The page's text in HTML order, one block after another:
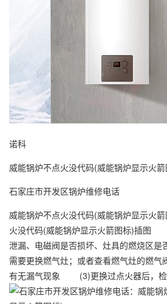
诺科
威能锅炉不点火没代码(威能锅炉显示火
石家庄市开发区锅炉维修电话
威能锅炉不点火没代码(威能锅炉显示火
火没代码(威能锅炉显示火箭图标)插图
泄漏、电磁阀是否损坏、灶具的燃烧区是
需要更换燃气灶；或者查看燃气灶的燃气
有无漏气现象 (3)更换过点火器后，检